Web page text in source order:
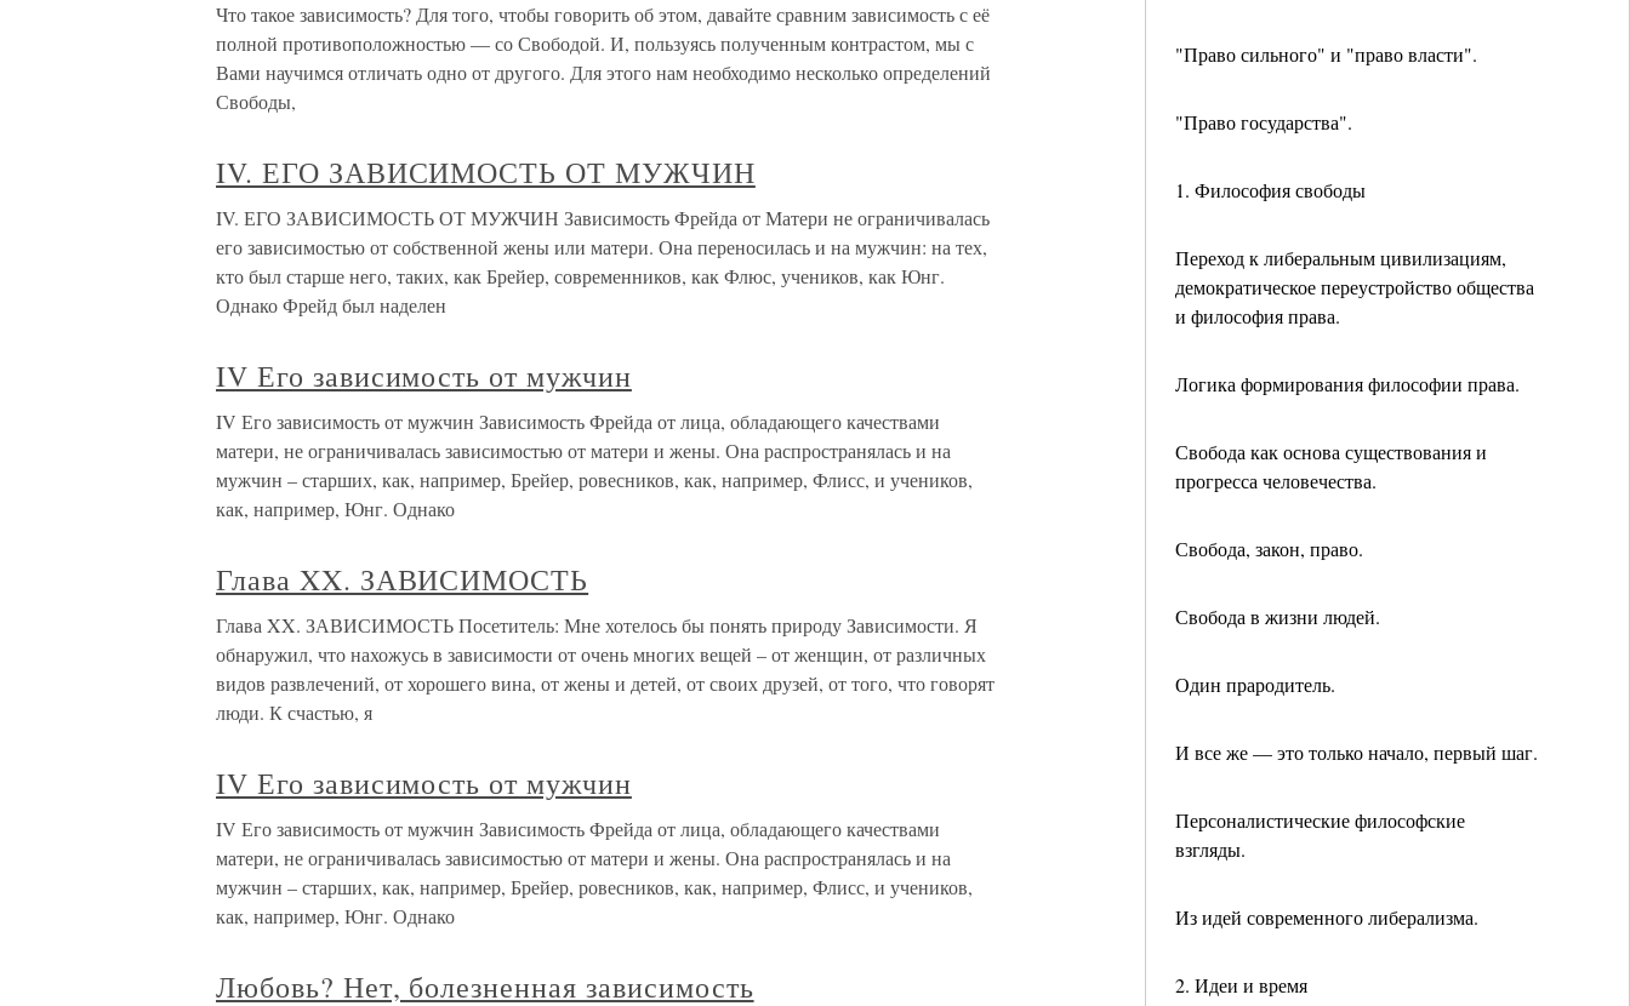
"Право сильного" и "право власти".
"Право государства".
1. Философия свободы
Переход к либеральным цивилизациям,
демократи­ческое переустройство общества
и философия права.
Логика формирования философии права.
Свобода как основа существования и
прогресса че­ловечества.
Свобода, закон, право.
Свобода в жизни людей.
Один прародитель.
И все же — это только начало, первый шаг.
Персоналистические философские
взгляды.
Из идей современного либерализма.
2. Идеи и время
Что такое зависимость? Для того, чтобы говорить об этом, давайте сравним зависимость с её
полной противоположностью — со Свободой. И, пользуясь полученным контрастом, мы с
Вами научимся отличать одно от другого. Для этого нам необходимо несколько определений
Свободы,
IV. ЕГО ЗАВИСИМОСТЬ ОТ МУЖЧИН
IV. ЕГО ЗАВИСИМОСТЬ ОТ МУЖЧИН Зависимость Фрейда от Матери не ограничивалась
его зависимостью от собственной жены или матери. Она переносилась и на мужчин: на тех,
кто был старше него, таких, как Брейер, современников, как Флюс, учеников, как Юнг.
Однако Фрейд был наделен
IV Его зависимость от мужчин
IV Его зависимость от мужчин Зависимость Фрейда от лица, обладающего качествами
матери, не ограничивалась зависимостью от матери и жены. Она распространялась и на
мужчин – старших, как, например, Брейер, ровесников, как, например, Флисс, и учеников,
как, например, Юнг. Однако
Глава XX. ЗАВИСИМОСТЬ
Глава XX. ЗАВИСИМОСТЬ Посетитель: Мне хотелось бы понять природу Зависимости. Я
обнаружил, что нахожусь в зависимости от очень многих вещей – от женщин, от различных
видов развлечений, от хорошего вина, от жены и детей, от своих друзей, от того, что говорят
люди. К счастью, я
IV Его зависимость от мужчин
IV Его зависимость от мужчин Зависимость Фрейда от лица, обладающего качествами
матери, не ограничивалась зависимостью от матери и жены. Она распространялась и на
мужчин – старших, как, например, Брейер, ровесников, как, например, Флисс, и учеников,
как, например, Юнг. Однако
Любовь? Нет, болезненная зависимость